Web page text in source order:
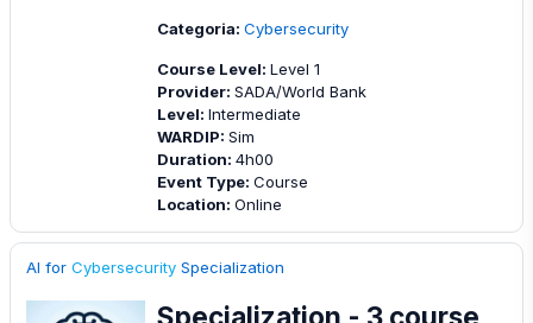
Categoria: Cybersecurity
Course Level: Level 1
Provider: SADA/World Bank
Level: Intermediate
WARDIP: Sim
Duration: 4h00
Event Type: Course
Location: Online
AI for Cybersecurity Specialization
Specialization - 3 course